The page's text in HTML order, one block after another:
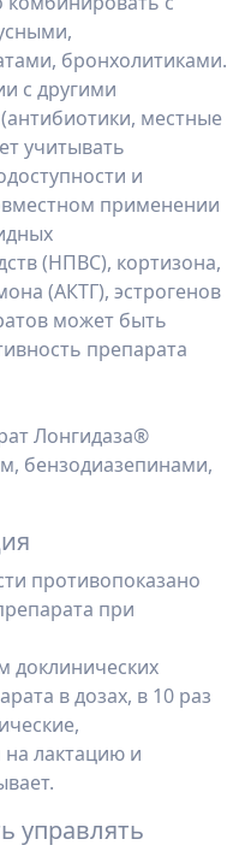
бронхолитиками.
с дру­гими
местные
учитывать
и
применении
(НПВС), кортизона,
(АКТГ), эстрогенов
может быть
препарата
Лонгидаза®
бензо­диазепинами,
противопоказано
при
в дозах, в 10 раз
на лак­тацию и
управлять